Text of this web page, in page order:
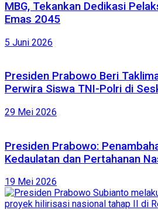
MBG, Tekankan Dedikasi
Emas 2045
5 Juni 2026
Presiden Prabowo Beri
Perwira Siswa TNI-Polri di
29 Mei 2026
Presiden Prabowo:
Kedaulatan dan Pertahanan
19 Mei 2026